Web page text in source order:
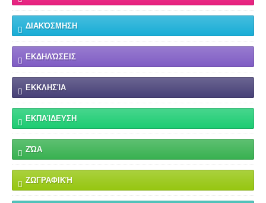
ΔΙΑΚΌΣΜΗΣΗ
ΕΚΔΗΛΏΣΕΙΣ
ΕΚΚΛΗΣΊΑ
ΕΚΠΑΊΔΕΥΣΗ
ΖΏΑ
ΖΩΓΡΑΦΙΚΉ